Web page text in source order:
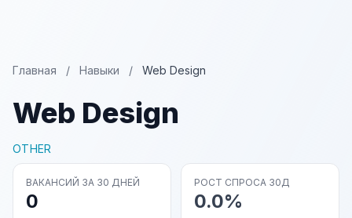
Главная / Навыки / Web Design
Web Design
OTHER
ВАКАНСИЙ ЗА 30 ДНЕЙ
0
РОСТ СПРОСА 30Д
0.0%